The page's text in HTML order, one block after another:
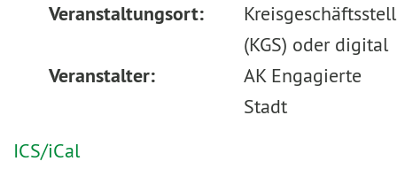
Veranstaltungsort:
(KGS) oder digital
Veranstalter:
AK Engagierte
Stadt
ICS/iCal